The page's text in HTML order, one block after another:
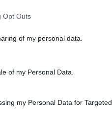
Opt Outs
of my personal data.
of my Personal Data.
my Personal Data for Targeted